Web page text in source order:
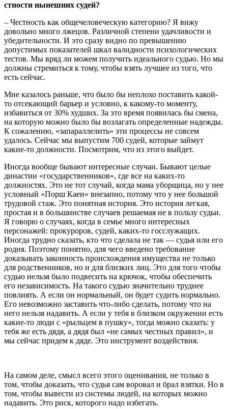
стности нынешних судей?
– Честность как общечеловеческую категорию? Я вижу
довольно много лжецов. Различной степени удачливости и
убедительности. И это сразу видно по превышению
допустимых показателей шкал валидности психологических
тестов. Мы вряд ли можем получить идеального судью. Но мы
должны стремиться к тому, чтобы взять лучшее из того, что
есть сейчас.
Мне казалось раньше, что было бы неплохо поставить какой-
то отсекающий барьер и условно, к какому-то моменту,
избавиться от 30% худших. За это время появилась бы смена,
на которую можно было бы возлагать определенные надежды.
К сожалению, «запараллелить» эти процессы не совсем
удалось. Сейчас мы выпустим 700 судей, которые займут
какие-то должности. Посмотрим, что из этого выйдет.
Иногда вообще бывают интересные случаи. Бывают целые
династии «государственников», где все на каких-то
должностях. Это не тот случай, когда мама уборщица, но у нее
условный «Порш Каен» внезапно, потому что у нее большой
трудовой стаж. Это понятная история. Это история легкая,
простая и в большинстве случаев решаемая не в пользу судьи.
Я говорю о случаях, когда в семье много интересных
персонажей: прокуроров, судей, каких-то госслужащих.
Иногда трудно сказать, кто что сделала не так — судья или его
родня. Поэтому понятно, для чего введено требование
доказывать законность происхождения имущества не только
для родственников, но и для близких лиц. Это для того чтобы
судью нельзя было подвесить на крючок, чтобы обеспечить
его независимость. На такого судью значительно труднее
повлиять. А если он нормальный, он будет судить нормально.
Его невозможно заставить что-либо сделать, потому что на
него нельзя надавить. А если у тебя в близком окружении есть
какие-то люди с «рыльцем в пушку», тогда можно сказать: у
тебя же есть дядя, а дядя был «не самых честных правил», и
мы сейчас придем к дяде. Это инструмент воздействия.
На самом деле, смысл всего этого оценивания, не только в
том, чтобы доказать, что судья сам воровал и брал взятки. Но в
том, чтобы вывести из системы людей, на которых можно
надавить. Это риск, которого надо избегать.